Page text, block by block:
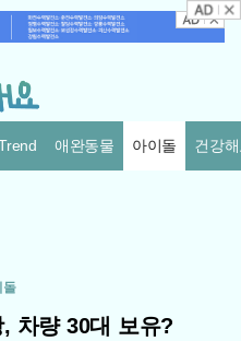
애완동물 아이돌 건강
돌
차량 30대 보유?